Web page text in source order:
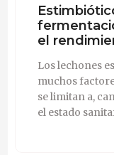
el
Los lechones
muchos
se limitan a,
el estado